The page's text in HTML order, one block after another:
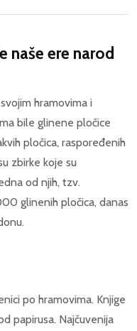
naše ere narod
hramovima i
bile glinene pločice
pločica, raspoređenih
zbirke koje su
od njih, tzv.
glinenih pločica, danas
po hramovima. Knjige
papirusa. Najčuvenija